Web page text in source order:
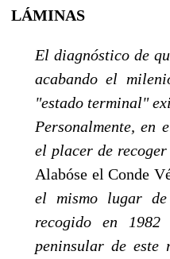
LÁMINAS
El diagnóstico de
acabando el
"estado terminal"
Personalmente, en
el placer de
Ala­bóse el Conde
el mismo lugar
recogido en
peninsular de este